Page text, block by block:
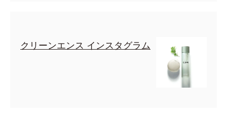
クリーンエンス インスタグラム